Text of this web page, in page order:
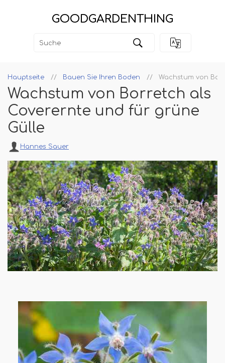
GOODGARDENTHING
Hauptseite Bauen Sie Ihren Boden Wachstum von
Wachstum von Borretch als
Coverernte und für grüne
Gülle
Hannes Sauer